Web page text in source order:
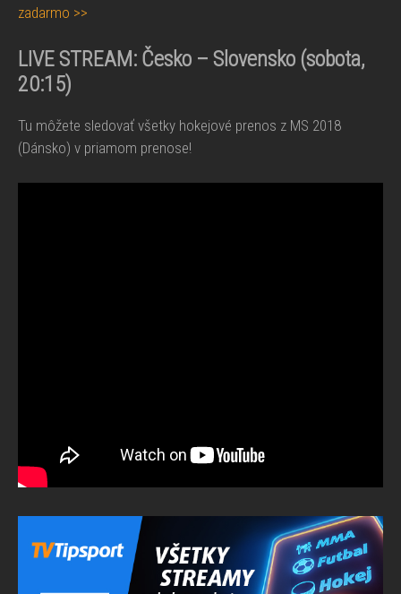
zadarmo >>
LIVE STREAM: Česko – Slovensko (sobota,
20:15)
Tu môžete sledovať všetky hokejové prenos z MS 2018
(Dánsko) v priamom prenose!